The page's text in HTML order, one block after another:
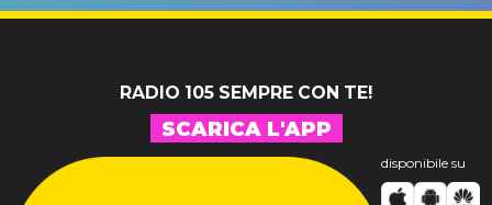
RADIO 105 SEMPRE CON TE!
SCARICA L'APP
disponibile su